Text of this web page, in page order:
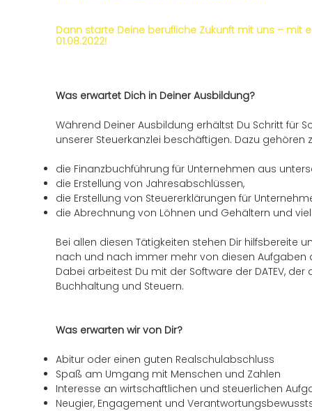
Dann starte Deine berufliche Zukunft mit uns –
01.08.2022!
Was erwartet Dich in Deiner Ausbildung?
Während Deiner Ausbildung erhältst Du Schritt für
unserer Steuerkanzlei beschäftigen. Dazu gehören
die Finanzbuchführung für Unternehmen aus
die Erstellung von Jahresabschlüssen,
die Erstellung von Steuererklärungen für
die Abrechnung von Löhnen und Gehältern und
Bei allen diesen Tätigkeiten stehen Dir hilfsbereite
nach und nach immer mehr von diesen
Dabei arbeitest Du mit der Software der DATEV,
Buchhaltung und Steuern.
Was erwarten wir von Dir?
Abitur oder einen guten Realschulabschluss
Spaß am Umgang mit Menschen und Zahlen
Interesse an wirtschaftlichen und steuerlichen
Neugier, Engagement und